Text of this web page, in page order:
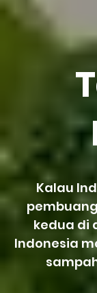
Kalau
kedua di
Indonesia